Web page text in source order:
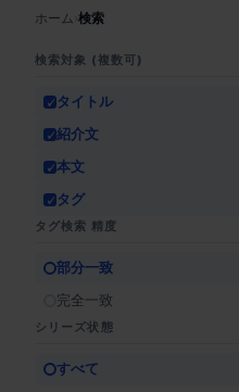
ホーム 検索
検索対象 (複数可)
タイトル
紹介文
本文
タグ
タグ検索 精度
部分一致
完全一致
シリーズ状態
すべて